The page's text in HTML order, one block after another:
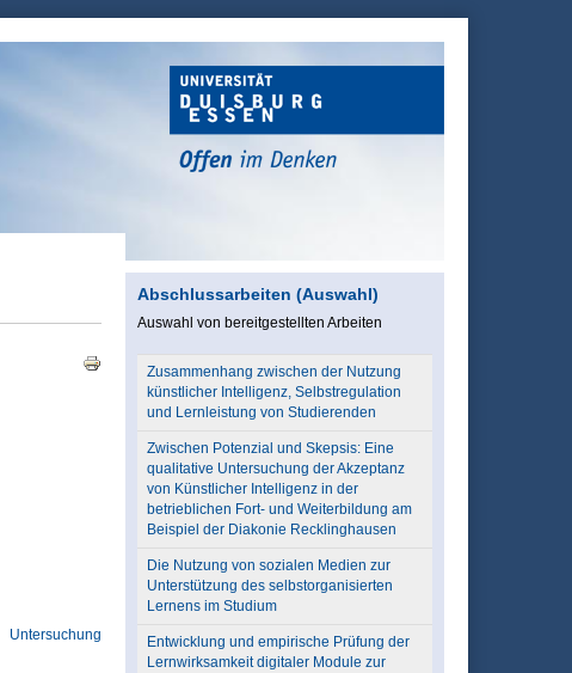
Untersuchung
Abschlussarbeiten (Auswahl)
Auswahl von bereitgestellten Arbeiten
Zusammenhang zwischen der Nutzung
künstlicher Intelligenz, Selbstregulation
und Lernleistung von Studierenden
Zwischen Potenzial und Skepsis: Eine
qualitative Untersuchung der Akzeptanz
von Künstlicher Intelligenz in der
betrieblichen Fort- und Weiterbildung am
Beispiel der Diakonie Recklinghausen
Die Nutzung von sozialen Medien zur
Unterstützung des selbstorganisierten
Lernens im Studium
Entwicklung und empirische Prüfung der
Lernwirksamkeit digitaler Module zur